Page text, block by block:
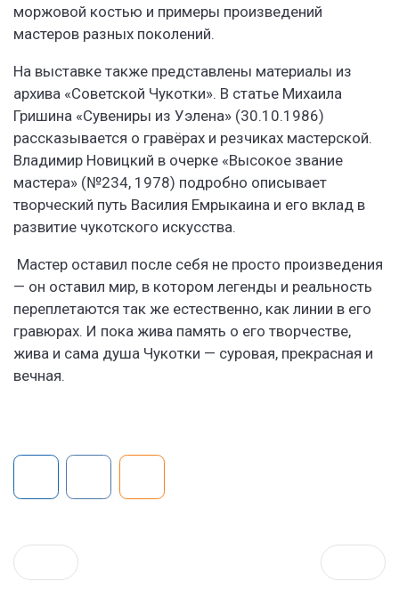
моржовой костью и примеры произведений
мастеров разных поколений.
На выставке также представлены материалы из
архива «Советской Чукотки». В статье Михаила
Гришина «Сувениры из Уэлена» (30.10.1986)
рассказывается о гравёрах и резчиках мастерской.
Владимир Новицкий в очерке «Высокое звание
мастера» (№234, 1978) подробно описывает
творческий путь Василия Емрыкаина и его вклад в
развитие чукотского искусства.
Мастер оставил после себя не просто произведения
— он оставил мир, в котором легенды и реальность
переплетаются так же естественно, как линии в его
гравюрах. И пока жива память о его творчестве,
жива и сама душа Чукотки — суровая, прекрасная и
вечная.